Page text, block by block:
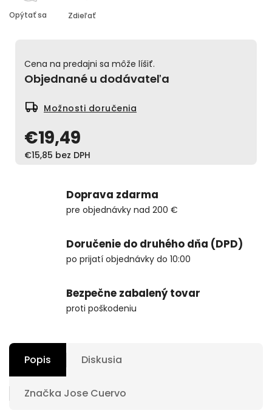
€19,49
€15,85 bez DPH
Cena na predajni sa môže líšiť.
Objednané u dodávateľa
Možnosti doručenia
Opýtať sa Zdieľať
Doprava zdarma
pre objednávky nad 200 €
Doručenie do druhého dňa (DPD)
po prijatí objednávky do 10:00
Bezpečne zabalený tovar
proti poškodeniu
Popis Diskusia
Značka Jose Cuervo